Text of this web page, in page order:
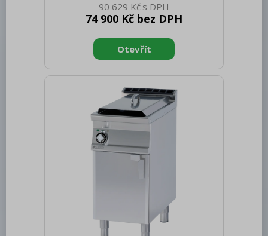
45.00 Šířka brutto [mm]: 430 Hloubka
brutto [mm]: 970 Výška brutto [mm]:
spotřebiče: Elektrické zařízení
Konstruční typ zařízení: Stolní Příkon
elektrický [kW]: 11.950 Napájení: 400 V /
Nerezové Materiál: AISI 304 Kontrolky:
chodu a nahřátí Typ vrchní desky:
Prolisovaná - komfortní údržba
90 629 Kč
74 900 Kč bez DPH